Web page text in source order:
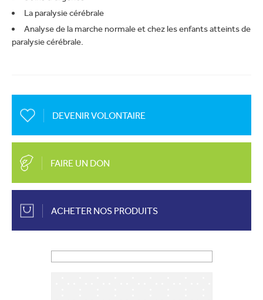
La paralysie cérébrale
Analyse de la marche normale et chez les enfants atteints de
paralysie cérébrale.
DEVENIR VOLONTAIRE
FAIRE UN DON
ACHETER NOS PRODUITS